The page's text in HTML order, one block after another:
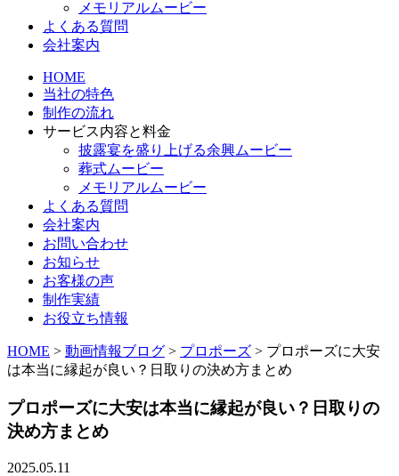
メモリアルムービー
よくある質問
会社案内
HOME
当社の特色
制作の流れ
サービス内容と料金
披露宴を盛り上げる余興ムービー
葬式ムービー
メモリアルムービー
よくある質問
会社案内
お問い合わせ
お知らせ
お客様の声
制作実績
お役立ち情報
HOME > 動画情報ブログ > プロポーズ > プロポーズに大安
は本当に縁起が良い？日取りの決め方まとめ
プロポーズに大安は本当に縁起が良い？日取りの
決め方まとめ
2025.05.11